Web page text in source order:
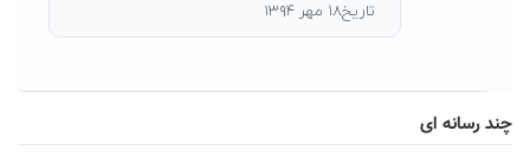
تاریخ۱۸ مهر ۱۳۹۴
چند رسانه ای